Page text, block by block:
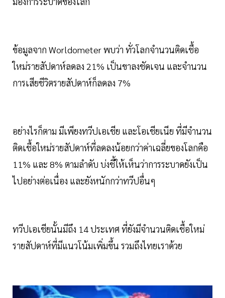
ข้อมูลจาก Worldometer พบว่า ทั่วโลกจำนวนติดเชื้อ
ใหม่รายสัปดาห์ลดลง 21% เป็นขาลงชัดเจน และจำนวน
การเสียชีวิตรายสัปดาห์ก็ลดลง 7%
อย่างไรก็ตาม มีเพียงทวีปเอเชีย และโอเชียเนีย ที่มีจำนวน
ติดเชื้อใหม่รายสัปดาห์ที่ลดลงน้อยกว่าค่าเฉลี่ยของโลกคือ
11% และ 8% ตามลำดับ บ่งชี้ให้เห็นว่าการระบาดยังเป็น
ไปอย่างต่อเนื่อง และยังหนักกว่าทวีปอื่นๆ
ทวีปเอเชียนั้นมีถึง 14 ประเทศ ที่ยังมีจำนวนติดเชื้อใหม่
รายสัปดาห์ที่มีแนวโน้มเพิ่มขึ้น รวมถึงไทยเราด้วย